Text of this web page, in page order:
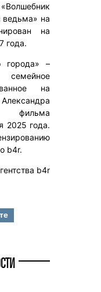
ведьма» на
на
года.
города» –
на
фильма
2025 года.
b4r.
b4r